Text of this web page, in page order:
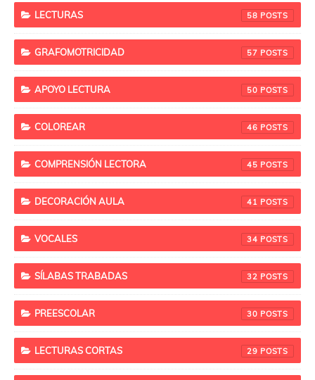
LECTURAS 58
GRAFOMOTRICIDAD 57
APOYO LECTURA 50
COLOREAR 46
COMPRENSIÓN LECTORA 45
DECORACIÓN AULA 41
VOCALES 34
SÍLABAS TRABADAS 32
PREESCOLAR 30
LECTURAS CORTAS 29